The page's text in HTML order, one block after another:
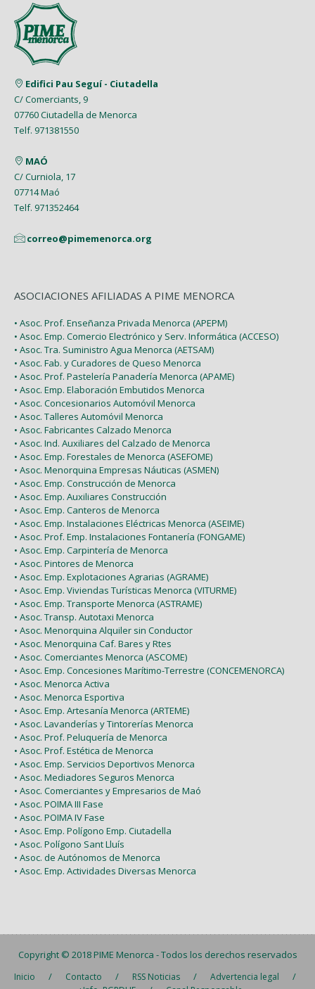
Edifici Pau Seguí - Ciutadella
C/ Comerciants, 9
07760 Ciutadella de Menorca
Telf. 971381550
MAÓ
C/ Curniola, 17
07714 Maó
Telf. 971352464
correo@pimemenorca.org
ASOCIACIONES AFILIADAS A PIME MENORCA
• Asoc. Prof. Enseñanza Privada Menorca (APEPM)
• Asoc. Emp. Comercio Electrónico y Serv. Informática (ACCESO)
• Asoc. Tra. Suministro Agua Menorca (AETSAM)
• Asoc. Fab. y Curadores de Queso Menorca
• Asoc. Prof. Pastelería Panadería Menorca (APAME)
• Asoc. Emp. Elaboración Embutidos Menorca
• Asoc. Concesionarios Automóvil Menorca
• Asoc. Talleres Automóvil Menorca
• Asoc. Fabricantes Calzado Menorca
• Asoc. Ind. Auxiliares del Calzado de Menorca
• Asoc. Emp. Forestales de Menorca (ASEFOME)
• Asoc. Menorquina Empresas Náuticas (ASMEN)
• Asoc. Emp. Construcción de Menorca
• Asoc. Emp. Auxiliares Construcción
• Asoc. Emp. Canteros de Menorca
• Asoc. Emp. Instalaciones Eléctricas Menorca (ASEIME)
• Asoc. Prof. Emp. Instalaciones Fontanería (FONGAME)
• Asoc. Emp. Carpintería de Menorca
• Asoc. Pintores de Menorca
• Asoc. Emp. Explotaciones Agrarias (AGRAME)
• Asoc. Emp. Viviendas Turísticas Menorca (VITURME)
• Asoc. Emp. Transporte Menorca (ASTRAME)
• Asoc. Transp. Autotaxi Menorca
• Asoc. Menorquina Alquiler sin Conductor
• Asoc. Menorquina Caf. Bares y Rtes
• Asoc. Comerciantes Menorca (ASCOME)
• Asoc. Emp. Concesiones Marítimo-Terrestre (CONCEMENORCA)
• Asoc. Menorca Activa
• Asoc. Menorca Esportiva
• Asoc. Emp. Artesanía Menorca (ARTEME)
• Asoc. Lavanderías y Tintorerías Menorca
• Asoc. Prof. Peluquería de Menorca
• Asoc. Prof. Estética de Menorca
• Asoc. Emp. Servicios Deportivos Menorca
• Asoc. Mediadores Seguros Menorca
• Asoc. Comerciantes y Empresarios de Maó
• Asoc. POIMA III Fase
• Asoc. POIMA IV Fase
• Asoc. Emp. Polígono Emp. Ciutadella
• Asoc. Polígono Sant Lluís
• Asoc. de Autónomos de Menorca
• Asoc. Emp. Actividades Diversas Menorca
Copyright © 2018PIME Menorca - Todos los derechos reservados
Inicio / Contacto / RSS Noticias / Advertencia legal /